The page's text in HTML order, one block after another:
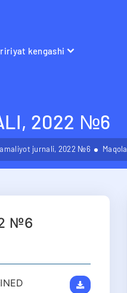
kengashi
2022 №6
jurnali, 2022 №6 Maqola
№6